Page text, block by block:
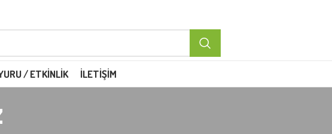
/ ETKINLIK İLETIŞIM